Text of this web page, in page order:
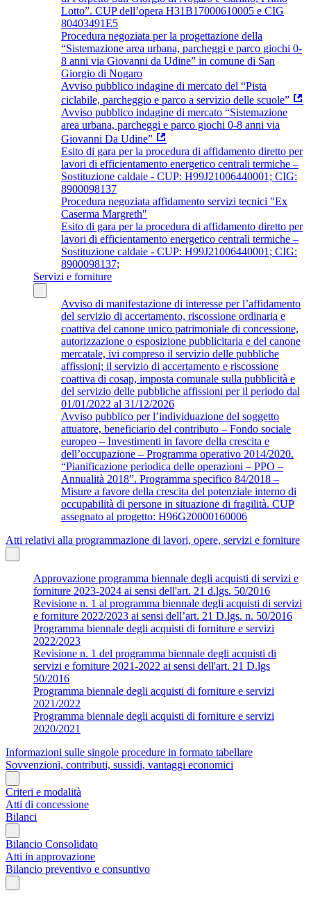
Lotto”. CUP dell’opera H31B17000610005 e CIG
80403491E5
Procedura negoziata per la progettazione della
“Sistemazione area urbana, parcheggi e parco giochi 0-
8 anni via Giovanni da Udine” in comune di San
Giorgio di Nogaro
Avviso pubblico indagine di mercato del “Pista
ciclabile, parcheggio e parco a servizio delle scuole”
Avviso pubblico indagine di mercato “Sistemazione
area urbana, parcheggi e parco giochi 0-8 anni via
Giovanni Da Udine”
Esito di gara per la procedura di affidamento diretto per
lavori di efficientamento energetico centrali termiche –
Sostituzione caldaie - CUP: H99J21006440001; CIG:
8900098137
Procedura negoziata affidamento servizi tecnici "Ex
Caserma Margreth"
Esito di gara per la procedura di affidamento diretto per
lavori di efficientamento energetico centrali termiche –
Sostituzione caldaie - CUP: H99J21006440001; CIG:
8900098137;
Servizi e forniture
Avviso di manifestazione di interesse per l’affidamento
del servizio di accertamento, riscossione ordinaria e
coattiva del canone unico patrimoniale di concessione,
autorizzazione o esposizione pubblicitaria e del canone
mercatale, ivi compreso il servizio delle pubbliche
affissioni; il servizio di accertamento e riscossione
coattiva di cosap, imposta comunale sulla pubblicità e
del servizio delle pubbliche affissioni per il periodo dal
01/01/2022 al 31/12/2026
Avviso pubblico per l’individuazione del soggetto
attuatore, beneficiario del contributo – Fondo sociale
europeo – Investimenti in favore della crescita e
dell’occupazione – Programma operativo 2014/2020.
“Pianificazione periodica delle operazioni – PPO –
Annualità 2018”. Programma specifico 84/2018 –
Misure a favore della crescita del potenziale interno di
occupabilità di persone in situazione di fragilità. CUP
assegnato al progetto: H96G20000160006
Atti relativi alla programmazione di lavori, opere, servizi e forniture
Approvazione programma biennale degli acquisti di servizi e
forniture 2023-2024 ai sensi dell'art. 21 d.lgs. 50/2016
Revisione n. 1 al programma biennale degli acquisti di servizi
e forniture 2022/2023 ai sensi dell’art. 21 D.lgs. n. 50/2016
Programma biennale degli acquisti di forniture e servizi
2022/2023
Revisione n. 1 del programma biennale degli acquisti di
servizi e forniture 2021-2022 ai sensi dell'art. 21 D.lgs
50/2016
Programma biennale degli acquisti di forniture e servizi
2021/2022
Programma biennale degli acquisti di forniture e servizi
2020/2021
Informazioni sulle singole procedure in formato tabellare
Sovvenzioni, contributi, sussidi, vantaggi economici
Criteri e modalità
Atti di concessione
Bilanci
Bilancio Consolidato
Atti in approvazione
Bilancio preventivo e consuntivo